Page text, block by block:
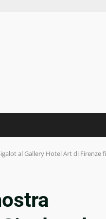
al Gallery Hotel Art di Firenze